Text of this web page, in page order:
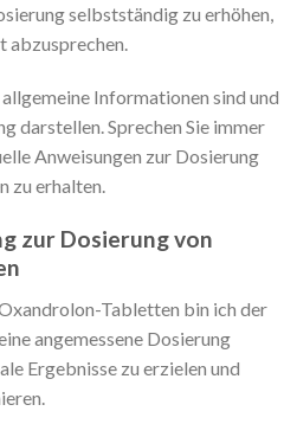
selbstständig zu erhöhen,
abzusprechen.
allgemeine Informationen sind und
darstellen. Sprechen Sie immer
Anweisungen zur Dosierung
zu erhalten.
zur Dosierung von
Tabletten bin ich der
angemessene Dosierung
Ergebnisse zu erzielen und